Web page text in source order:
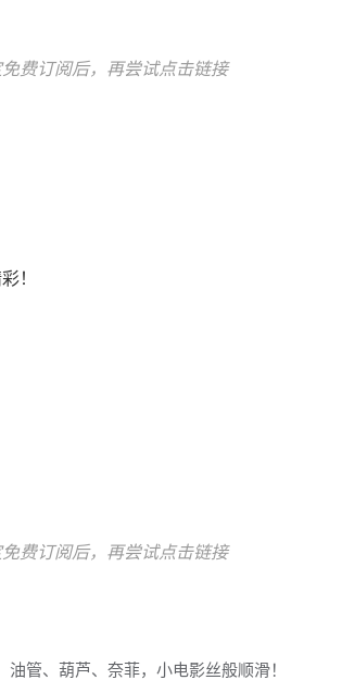
费订阅后，再尝试点击链接
！
费订阅后，再尝试点击链接
管、葫芦、奈菲，小电影丝般顺滑！